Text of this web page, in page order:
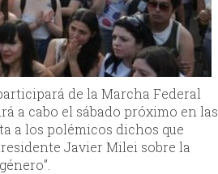
de la Marcha Federal
a cabo el sábado próximo en las
a los polémicos dichos que
Javier Milei sobre la